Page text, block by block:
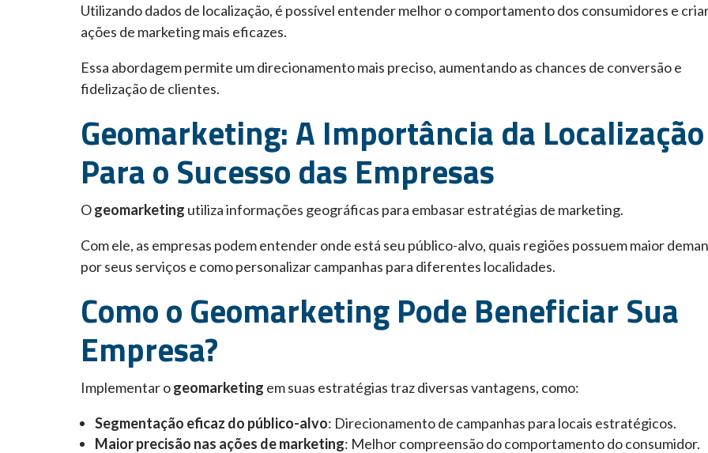
Utilizando dados de localização, é possível entender melhor o comportamento dos consumidores e
ações de marketing mais eficazes.
Essa abordagem permite um direcionamento mais preciso, aumentando as chances de conversão e
fidelização de clientes.
Geomarketing: A Importância da Localização
Para o Sucesso das Empresas
Ogeomarketing utiliza informações geográficas para embasar estratégias de marketing.
Com ele, as empresas podem entender onde está seu público-alvo, quais regiões possuem maior
por seus serviços e como personalizar campanhas para diferentes localidades.
Como o Geomarketing Pode Beneficiar Sua
Empresa?
Implementar ogeomarketing em suas estratégias traz diversas vantagens, como:
Segmentação eficaz do público-alvo: Direcionamento de campanhas para locais estratégicos.
Maior precisão nas ações de marketing: Melhor compreensão do comportamento do consumidor.